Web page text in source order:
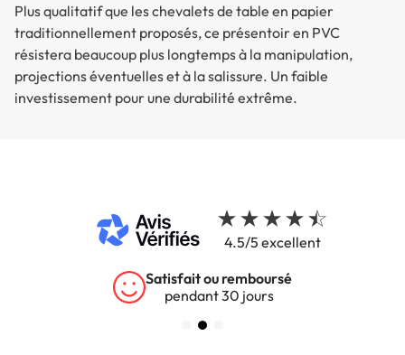
Plus qualitatif que les chevalets de table en papier
traditionnellement proposés, ce présentoir en PVC
résistera beaucoup plus longtemps à la manipulation,
projections éventuelles et à la salissure. Un faible
investissement pour une durabilité extrême.
4.5/5 excellent
Satisfait ou remboursé
pendant 30 jours